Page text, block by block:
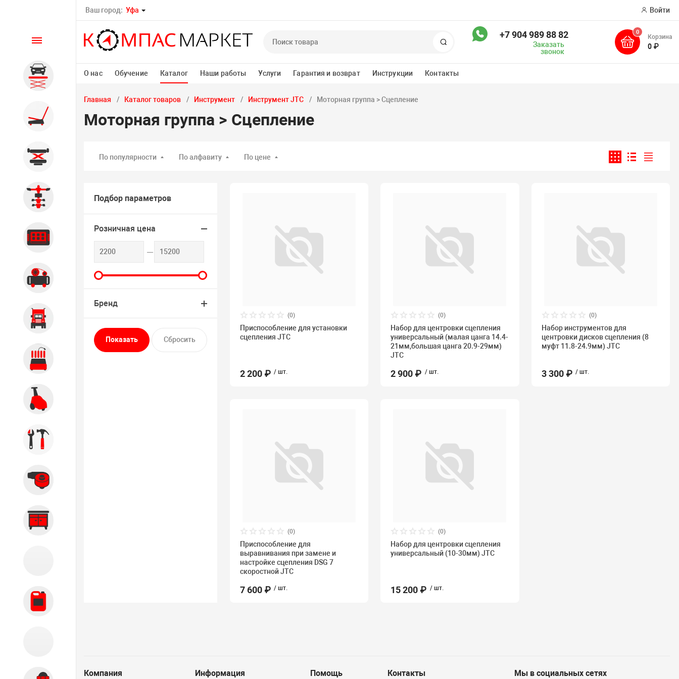
Ваш город: Уфа Войти
Поиск
+7 904 989 88 82
Заказать
звонок
0
Корзина
0 ₽
О нас Обучение Каталог Наши работы Услуги Гарантия и возврат Инструкции Контакты
Каталог
Автомобильные подъемники
оборудование
Общегаражное
Стенды сход-развал
Компрессорное оборудование
Грузовое оборудование
Обслуживание систем и
Главная Каталог товаров Инструмент Инструмент JTC Моторная группа > Сцепление
Моторная группа > Сцепление
По популярности По алфавиту По цене
Подбор параметров
Розничная цена
Бренд
(0)
Приспособление для установки
сцепления JTC
2 200 ₽ / шт.
(0)
Набор для центровки сцепления
универсальный (малая цанга 14.4-
21мм,большая цанга 20.9-29мм)
JTC
2 900 ₽ / шт.
(0)
Набор инструментов для
центровки дисков сцепления (8
муфт 11.8-24.9мм) JTC
3 300 ₽ / шт.
(0)
Приспособление для
выравнивания при замене и
настройке сцепления DSG 7
скоростной JTC
7 600 ₽ / шт.
(0)
Набор для центровки сцепления
универсальный (10-30мм) JTC
15 200 ₽ / шт.
Компания Информация Помощь Контакты Мы в социальных сетях